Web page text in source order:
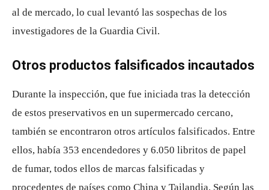
al de mercado, lo cual levantó las sospechas de los
investigadores de la Guardia Civil.
Otros productos falsificados incautados
Durante la inspección, que fue iniciada tras la detección
de estos preservativos en un supermercado cercano,
también se encontraron otros artículos falsificados. Entre
ellos, había 353 encendedores y 6.050 libritos de papel
de fumar, todos ellos de marcas falsificadas y
procedentes de países como China y Tailandia. Según las